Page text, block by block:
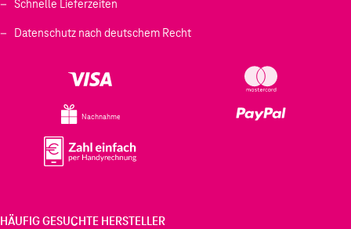
Schnelle Lieferzeiten
Datenschutz nach deutschem Recht
Nachnahme
HÄUFIG GESUCHTE HERSTELLER